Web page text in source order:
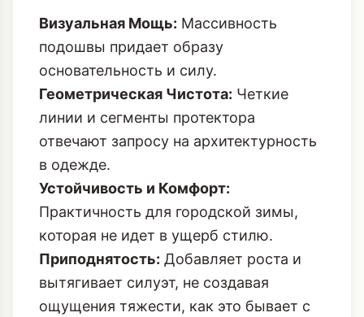
Визуальная Мощь: Массивность
подошвы придает образу
основательность и силу.
Геометрическая Чистота: Четкие
линии и сегменты протектора
отвечают запросу на архитектурность
в одежде.
Устойчивость и Комфорт:
Практичность для городской зимы,
которая не идет в ущерб стилю.
Приподнятость: Добавляет роста и
вытягивает силуэт, не создавая
ощущения тяжести, как это бывает с